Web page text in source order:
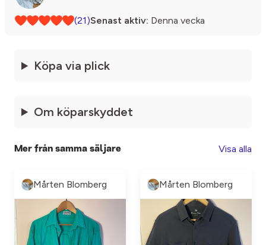
(21)Senast aktiv: Denna vecka
Köpa via plick
Om köparskyddet
Mer från samma säljare Visa alla
Mårten Blomberg Mårten Blomberg